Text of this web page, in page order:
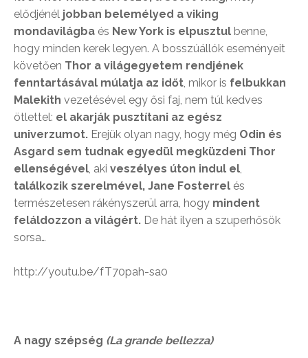
elődjénél jobban belemélyed a viking
mondavilágba és New York is elpusztul benne,
hogy minden kerek legyen. A bosszúállók eseményeit
követően Thor a világegyetem rendjének
fenntartásával múlatja az időt, mikor is felbukkan
Malekith vezetésével egy ősi faj, nem túl kedves
ötlettel: el akarják pusztítani az egész
univerzumot. Erejük olyan nagy, hogy még Odin és
Asgard sem tudnak egyedül megküzdeni Thor
ellenségével, aki veszélyes úton indul el,
találkozik szerelmével, Jane Fosterrel és
természetesen rákényszerül arra, hogy mindent
feláldozzon a világért. De hát ilyen a szuperhősök
sorsa…
http://youtu.be/fT70pah-sa0
A nagy szépség (La grande bellezza)